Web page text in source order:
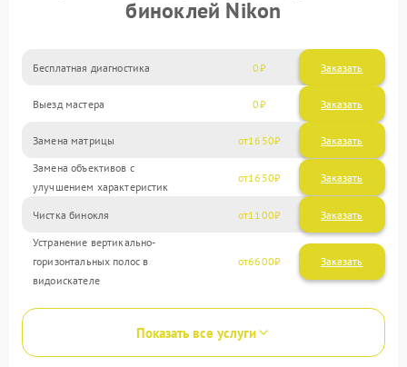
биноклей Nikon
Бесплатная диагностика 0 Заказать
Выезд мастера 0 Заказать
Замена матрицы 1650
Замена объективов с
улучшением характеристик
1650
Чистка бинокля 1100
Устранение вертикально-
горизонтальных полос в
видоискателе
6600
Показать все услуги